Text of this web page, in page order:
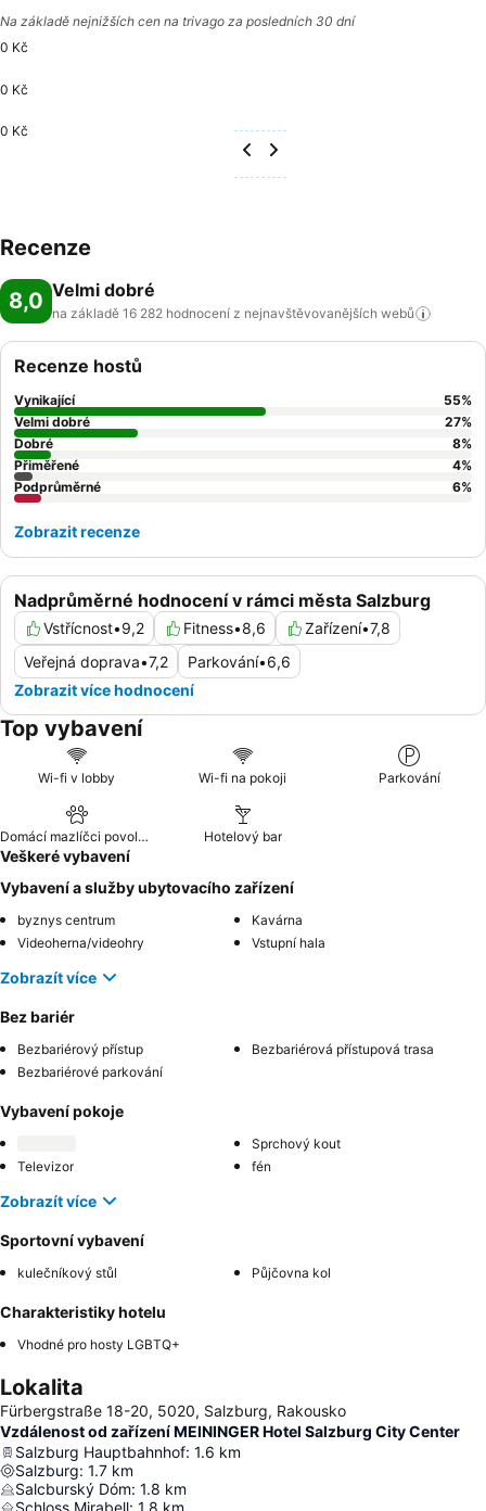
Na základě nejnižších cen na trivago za posledních 30 dní
0 Kč
0 Kč
0 Kč
Recenze
8,0 Velmi dobré
na základě 16 282 hodnocení z nejnavštěvovanějších webů
Nadprůměrné hodnocení v rámci města Salzburg
Vstřícnost•9,2 Fitness•8,6 Zařízení•7,8
Veřejná doprava•7,2 Parkování•6,6
Zobrazit více hodnocení
Recenze hostů
Vynikající 55%
Velmi dobré
27%
Dobré
8%
Přiměřené
4%
Podprůměrné
6%
Zobrazit recenze
Top vybavení
Wi-fi v lobby Wi-fi na pokoji Parkování
Domácí mazlíčci povoleni Hotelový bar
Veškeré vybavení
Vybavení a služby ubytovacího zařízení
byznys centrum
Kavárna
Videoherna/videohry
Vstupní hala
Zobrazít více
Bez bariér
Bezbariérový přístup
Bezbariérová přístupová trasa
Bezbariérové parkování
Vybavení pokoje
Sprchový kout
Televizor
fén
Zobrazít více
Sportovní vybavení
kulečníkový stůl Půjčovna kol
Charakteristiky hotelu
Vhodné pro hosty LGBTQ+
Lokalita
Fürbergstraße 18-20, 5020, Salzburg, Rakousko
Vzdálenost od zařízení MEININGER Hotel Salzburg City Center
Salzburg Hauptbahnhof: 1.6 km
Salzburg: 1.7 km
Salcburský Dóm: 1.8 km
Schloss Mirabell: 1.8 km